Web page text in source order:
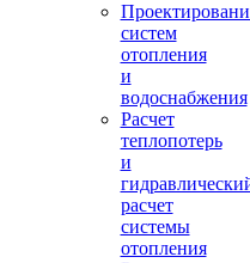
систем
отопления
и
водоснабжения
Расчет
теплопотерь
и
расчет
системы
отопления